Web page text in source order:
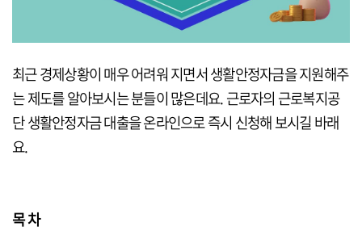
최근 경제상황이 매우 어려워 지면서 생활안정자금을 지원해주
는 제도를 알아보시는 분들이 많은데요. 근로자의 근로복지공
단 생활안정자금 대출을 온라인으로 즉시 신청해 보시길 바래
요.
목 차